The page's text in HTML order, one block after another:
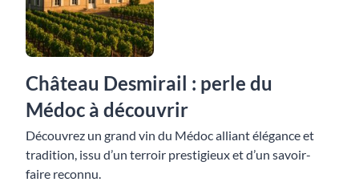
Château Desmirail : perle du
Médoc à découvrir
Découvrez un grand vin du Médoc alliant élégance et
tradition, issu d’un terroir prestigieux et d’un savoir-
faire reconnu.